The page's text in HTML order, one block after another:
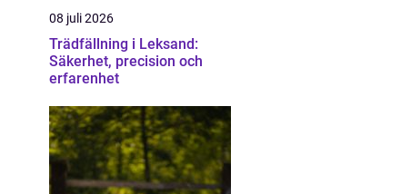
08 juli 2026
Trädfällning i Leksand:
Säkerhet, precision och
erfarenhet